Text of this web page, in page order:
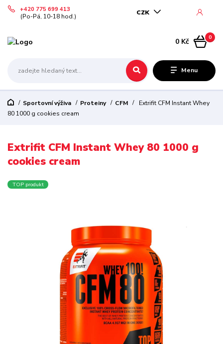
Menu
CZK
+420 775 699 413
(Po-Pá, 10-18 hod.)
0
0 Kč
Sportovní výživa Proteiny CFM
Extrifit CFM Instant Whey
80 1000 g cookies cream
Extrifit CFM Instant Whey 80 1000 g
cookies cream
TOP produkt